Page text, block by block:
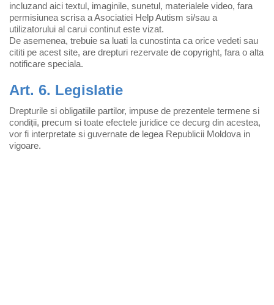
incluzand aici textul, imaginile, sunetul, materialele video, fara
permisiunea scrisa a Asociatiei Help Autism si/sau a
utilizatorului al carui continut este vizat.
De asemenea, trebuie sa luati la cunostinta ca orice vedeti sau
cititi pe acest site, are drepturi rezervate de copyright, fara o alta
notificare speciala.
Art. 6. Legislatie
Drepturile si obligatiile partilor, impuse de prezentele termene si
condiții, precum si toate efectele juridice ce decurg din acestea,
vor fi interpretate si guvernate de legea Republicii Moldova in
vigoare.